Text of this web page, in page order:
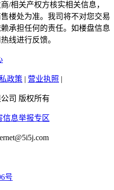
/相关产权方核实相关信息，
楼处为准。我司将不对您交易
承担任何的责任。如楼盘信息
线进行反馈。
政策 | 营业执照 |
司 版权所有
信息举报专区
号